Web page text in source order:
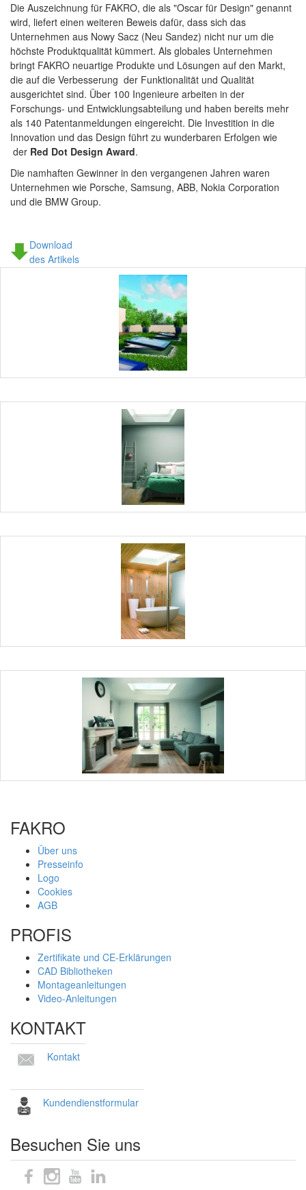
Die Auszeichnung für FAKRO, die als "Oscar für Design" genannt
wird, liefert einen weiteren Beweis dafür, dass sich das
Unternehmen aus Nowy Sacz (Neu Sandez) nicht nur um die
höchste Produktqualität kümmert. Als globales Unternehmen
bringt FAKRO neuartige Produkte und Lösungen auf den Markt,
die auf die Verbesserung der Funktionalität und Qualität
ausgerichtet sind. Über 100 Ingenieure arbeiten in der
Forschungs- und Entwicklungsabteilung und haben bereits mehr
als 140 Patentanmeldungen eingereicht. Die Investition in die
Innovation und das Design führt zu wunderbaren Erfolgen wie
der Red Dot Design Award.
Die namhaften Gewinner in den vergangenen Jahren waren
Unternehmen wie Porsche, Samsung, ABB, Nokia Corporation
und die BMW Group.
Download
des Artikels
FAKRO
Über uns
Presseinfo
Logo
Cookies
AGB
PROFIS
Zertifikate und CE-Erklärungen
CAD Bibliotheken
Montageanleitungen
Video-Anleitungen
KONTAKT
Kontakt
Kundendienstformular
Besuchen Sie uns